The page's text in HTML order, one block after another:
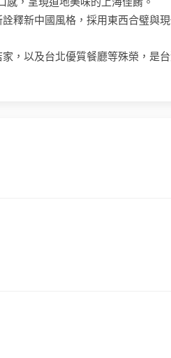
釋新中國風格，採用東西合璧與
，以及台北優質餐廳等殊榮，是